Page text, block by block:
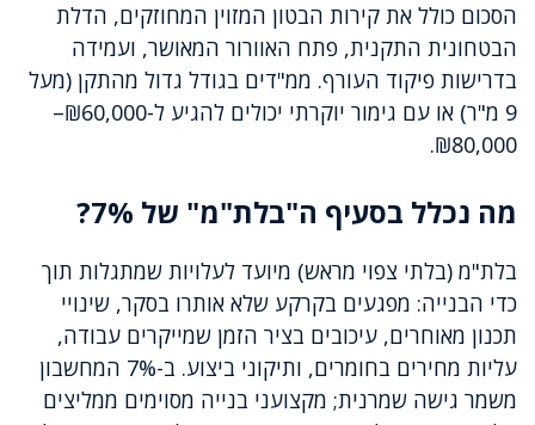
הסכום כולל את קירות הבטון המזוין המחוזקים, הדלת
הבטחונית התקנית, פתח האוורור המאושר, ועמידה
בדרישות פיקוד העורף. ממ"דים בגודל גדול מהתקן (מעל
9 מ"ר) או עם גימור יוקרתי יכולים להגיע ל-₪60,000–
₪80,000.
מה נכלל בסעיף ה"בלת"מ" של 7%?
בלת"מ (בלתי צפוי מראש) מיועד לעלויות שמתגלות תוך
כדי הבנייה: מפגעים בקרקע שלא אותרו בסקר, שינויי
תכנון מאוחרים, עיכובים בציר הזמן שמייקרים עבודה,
עליות מחירים בחומרים, ותיקוני ביצוע. ב-7% המחשבון
משמר גישה שמרנית; מקצועני בנייה מסוימים ממליצים